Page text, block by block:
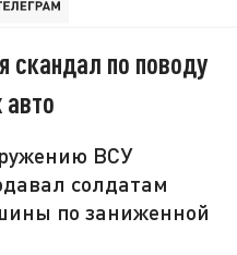
скандал по поводу
ВСУ
солдатам
по заниженной